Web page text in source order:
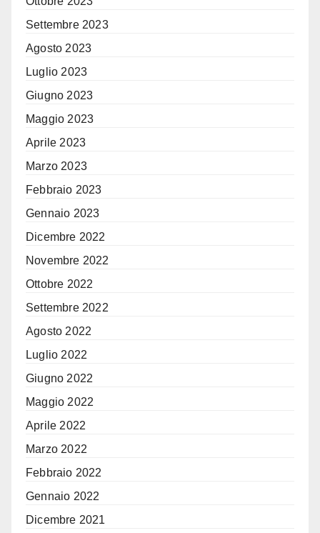
Settembre 2023
Agosto 2023
Luglio 2023
Giugno 2023
Maggio 2023
Aprile 2023
Marzo 2023
Febbraio 2023
Gennaio 2023
Dicembre 2022
Novembre 2022
Ottobre 2022
Settembre 2022
Agosto 2022
Luglio 2022
Giugno 2022
Maggio 2022
Aprile 2022
Marzo 2022
Febbraio 2022
Gennaio 2022
Dicembre 2021